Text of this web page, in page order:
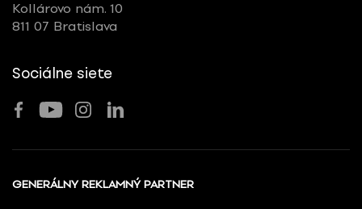
Kollárovo nám. 10
811 07 Bratislava
Sociálne siete
GENERÁLNY REKLAMNÝ PARTNER